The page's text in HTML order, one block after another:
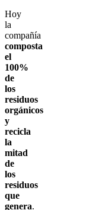
Hoy
la
compañía
composta
el
100%
de
los
residuos
orgánicos
y
recicla
la
mitad
de
los
residuos
que
genera.